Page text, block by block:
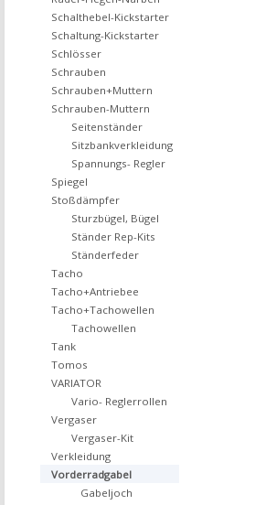
Schalthebel-Kickstarter
Schaltung-Kickstarter
Schlösser
Schrauben
Schrauben+Muttern
Schrauben-Muttern
Seitenständer
Sitzbankverkleidung
Spannungs- Regler
Spiegel
Stoßdämpfer
Sturzbügel, Bügel
Ständer Rep-Kits
Ständerfeder
Tacho
Tacho+Antriebee
Tacho+Tachowellen
Tachowellen
Tank
Tomos
VARIATOR
Vario- Reglerrollen
Vergaser
Vergaser-Kit
Verkleidung
Vorderradgabel
Gabeljoch